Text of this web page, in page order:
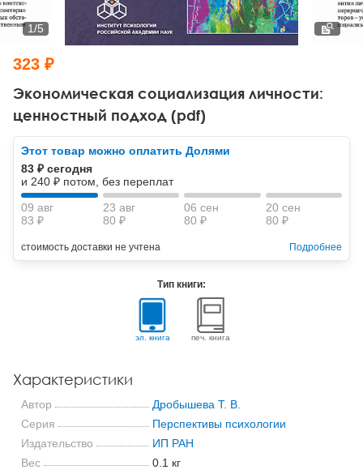
Тревожные расстройства, панические атаки
Психодрама
Другие направления психотерапии
Классический, эриксоновский гипноз и НЛП
НЛП
Психология труда и эргономика
Социальная психология
Социальная и организационная психология
Классический и юнгианский психоанализ
Экономическая социализация личности:
ценностный подход (pdf)
1/5
323 ₽
Этот товар можно оплатить Долями
83 ₽ сегодня
и 240 ₽ потом, без переплат
09 авг
83 ₽
23 авг
80 ₽
06 сен
80 ₽
20 сен
80 ₽
стоимость доставки не учтена Подробнее
Тип книги:
эл. книга печ. книга
Характеристики
Автор
Дробышева Т. В.
Серия
Перспективы психологии
Издательство
ИП РАН
Вес
0.1 кг